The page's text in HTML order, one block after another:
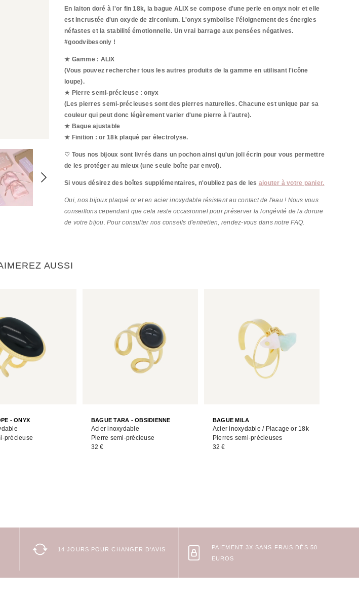
En laiton doré à l'or fin 18k, la bague ALIX se compose d'une perle en onyx noir et elle
est incrustée d'un oxyde de zirconium. L'onyx symbolise l'éloignement des énergies
néfastes et la stabilité émotionnelle. Un vrai barrage aux pensées négatives.
#goodvibesonly !
★ Gamme : ALIX
(Vous pouvez rechercher tous les autres produits de la gamme en utilisant l'icône
loupe).
★ Pierre semi-précieuse : onyx
(Les pierres semi-précieuses sont des pierres naturelles. Chacune est unique par sa
couleur qui peut donc légèrement varier d'une pierre à l'autre).
★ Bague ajustable
★ Finition : or 18k plaqué par électrolyse.
♡ Tous nos bijoux sont livrés dans un pochon ainsi qu'un joli écrin pour vous permettre
de les protéger au mieux (une seule boîte par envoi).
Si vous désirez des boîtes supplémentaires, n'oubliez pas de les ajouter à votre panier.
Oui, nos bijoux plaqué or et en acier inoxydable résistent au contact de l'eau ! Nous vous
conseillons cependant que cela reste occasionnel pour préserver la longévité de la dorure
de votre bijou. Pour consulter nos conseils d'entretien, rendez-vous dans notre FAQ.
AUSSI
- ONYX
précieuse
BAGUE TARA - OBSIDIENNE
Acier inoxydable
Pierre semi-précieuse
32 €
BAGUE MILA
Acier inoxydable / Placage or 18k
Pierres semi-précieuses
32 €
14 JOURS POUR CHANGER D'AVIS
PAIEMENT 3X SANS FRAIS DÈS 50
EUROS